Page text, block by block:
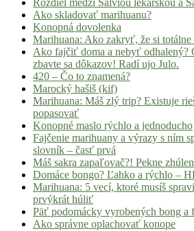
Rozdiel medzi Šalviou lekárskou a
Ako skladovať marihuanu?
Konopná dovolenka
Marihuana: Ako zakryť, že si totálne
Ako fajčiť doma a nebyť odhalený?
zbavte sa dôkazov! Radí ujo Julo.
420 – Čo to znamená?
Marocký hašiš (kif)
Marihuana: Máš zlý trip? Existuje
popasovať
Konopné maslo rýchlo a jednoducho
Fajčenie marihuany a výrazy s ním
slovník – časť prvá
Máš sakra zapaľovač?! Pekne
Domáce bongo? Ľahko a rýchlo –
Marihuana: 5 vecí, ktoré musíš
prvýkrát húliť
Päť podomácky vyrobených bong a
Ako správne oplachovať konope